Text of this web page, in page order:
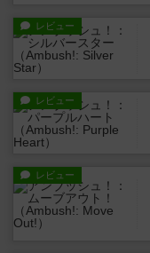
レビュー
レビュー
レビュー